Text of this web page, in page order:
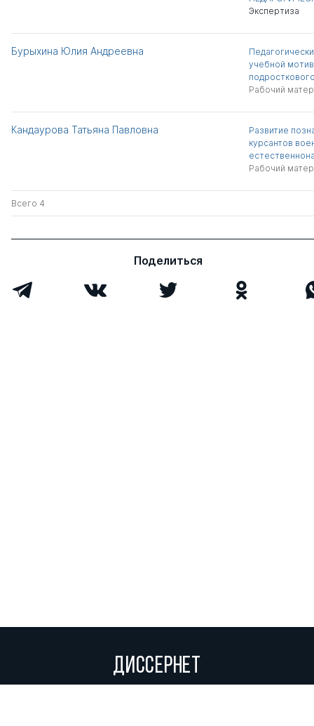
Экспертиза
Бурыхина Юлия Андреевна
учебной
Рабочий
Кандаурова Татьяна Павловна
Развитие
курсантов
Рабочий
Всего 4
Поделиться
ДИССЕРНЕТ